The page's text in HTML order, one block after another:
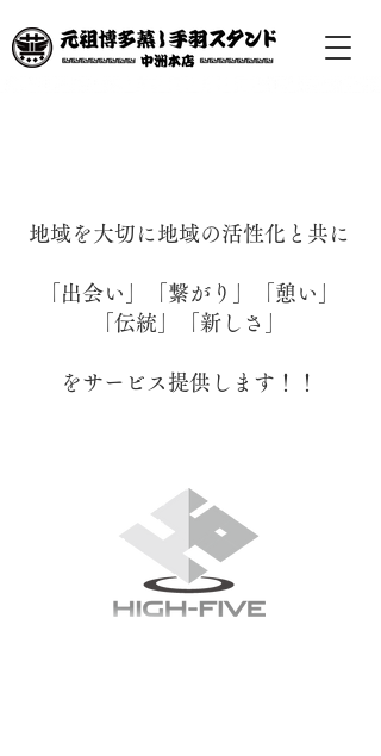
地域を大切に地域の活性化と共に
「出会い」「繋がり」「憩い」
「伝統」「新しさ」
をサービス提供します！！